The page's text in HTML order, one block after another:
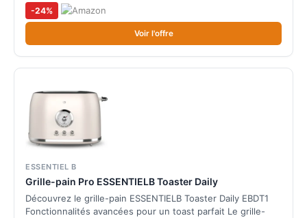
-24%
Voir l'offre
ESSENTIEL B
Grille-pain Pro ESSENTIELB Toaster Daily
Découvrez le grille-pain ESSENTIELB Toaster Daily EBDT1
Fonctionnalités avancées pour un toast parfait Le grille-